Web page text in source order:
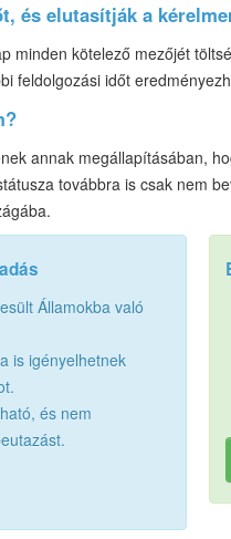
és elutasítják a
minden kötelező mezőjét
feldolgozási időt
annak megállapításában,
továbbra is csak nem
Államokba való
is igényelhetnek
és nem